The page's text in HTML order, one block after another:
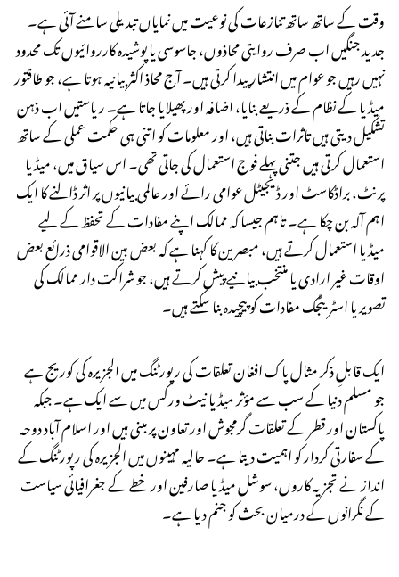
وقت کے ساتھ ساتھ تنازعات کی نوعیت میں نمایاں تبدیلی سامنے آئی ہے۔
جدید جنگیں اب صرف روایتی محاذوں، جاسوسی یا پوشیدہ کارروائیوں تک محدود
نہیں رہیں جو عوام میں انتشار پیدا کرتی ہیں۔ آج محاذ اکثر بیانیہ ہوتا ہے، جو طاقتور
میڈیا کے نظام کے ذریعے بنایا، اضافہ اور پھیلایا جاتا ہے۔ ریاستیں اب ذہن
تشکیل دیتی ہیں تاثرات بناتی ہیں، اور معلومات کو اتنی ہی حکمت عملی کے ساتھ
استعمال کرتی ہیں جتنی پہلے فوج استعمال کی جاتی تھی۔ اس سیاق میں، میڈیا
پرنٹ، براڈکاسٹ اور ڈیجیٹل عوامی رائے اور عالمی بیانیوں پر اثر ڈالنے کا ایک
اہم آلہ بن چکا ہے۔ تاہم جیسا کہ ممالک اپنے مفادات کے تحفظ کے لیے
میڈیا استعمال کرتے ہیں، مبصرین کا کہنا ہے کہ بعض بین الاقوامی ذرائع بعض
اوقات غیر ارادی یا منتخب بیانیے پیش کرتے ہیں، جو شراکت دار ممالک کی
تصویر یا اسٹریٹجک مفادات کو پیچیدہ بنا سکتے ہیں۔
ایک قابلِ ذکر مثال پاک افغان تعلقات کی رپورٹنگ میں الجزیرہ کی کوریج ہے
جو مسلم دنیا کے سب سے مؤثر میڈیا نیٹ ورکس میں سے ایک ہے۔ جبکہ
پاکستان اور قطر کے تعلقات گرمجوش اور تعاون پر مبنی ہیں اور اسلام آباد دوحہ
کے سفارتی کردار کو اہمیت دیتا ہے۔ حالیہ مہینوں میں الجزیرہ کی رپورٹنگ کے
انداز نے تجزیہ کاروں، سوشل میڈیا صارفین اور خطے کے جغرافیائی سیاست
کے نگرانوں کے درمیان بحث کو جنم دیا ہے۔